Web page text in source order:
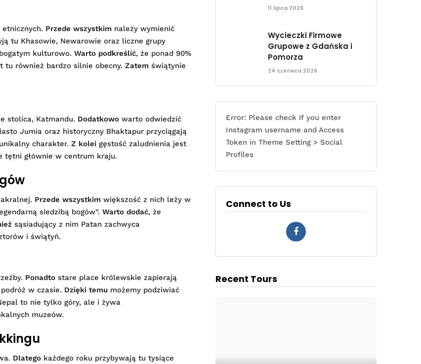
Przede wszystkim należy wymienić
tu Khasowie, Newarowie oraz liczne grupy
kulturowo. Warto podkreślić, że ponad 90%
tu również bardzo silnie obecny. Zatem świątynie
stolica, Katmandu. Dodatkowo warto odwiedzić
Jumia oraz historyczny Bhaktapur przyciągają
charakter. Z kolei gęstość zaludnienia jest
tętni głównie w centrum kraju.
Przede wszystkim większość z nich leży w
siedzibą bogów”. Warto dodać, że
sąsiadujący z nim Patan zachwyca
i świątyń.
Ponadto stare place królewskie zapierają
w czasie. Dzięki temu możemy podziwiać
to nie tylko góry, ale i żywa
muzeów.
Dlatego każdego roku przybywają tu tysiące
11 lipca 2026
Wycieczki Firmowe
Grupowe z Gdańska i
Pomorza
24 czerwca 2026
Error: Please check if you enter
Instagram username and Access
Token in Theme Setting > Social
Profiles
Connect to Us
Recent Tours